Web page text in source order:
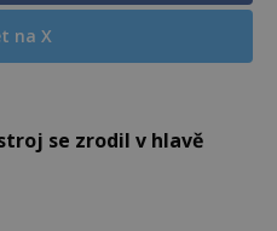
na X
se zrodil v hlavě